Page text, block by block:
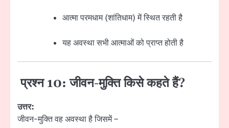
आत्मा परमधाम (शांतिधाम) में स्थित रहती है
यह अवस्था सभी आत्माओं को प्राप्त होती है
प्रश्न 10: जीवन-मुक्ति किसे कहते हैं?
उत्तर:
जीवन-मुक्ति वह अवस्था है जिसमें –